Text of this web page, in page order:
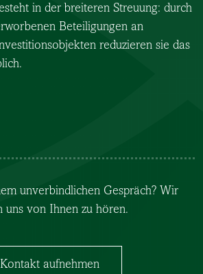
in der breiteren Streuung: durch
Beteiligungen an
reduzieren sie das
unverbindlichen Gespräch? Wir
uns von Ihnen zu hören.
Kontakt aufnehmen